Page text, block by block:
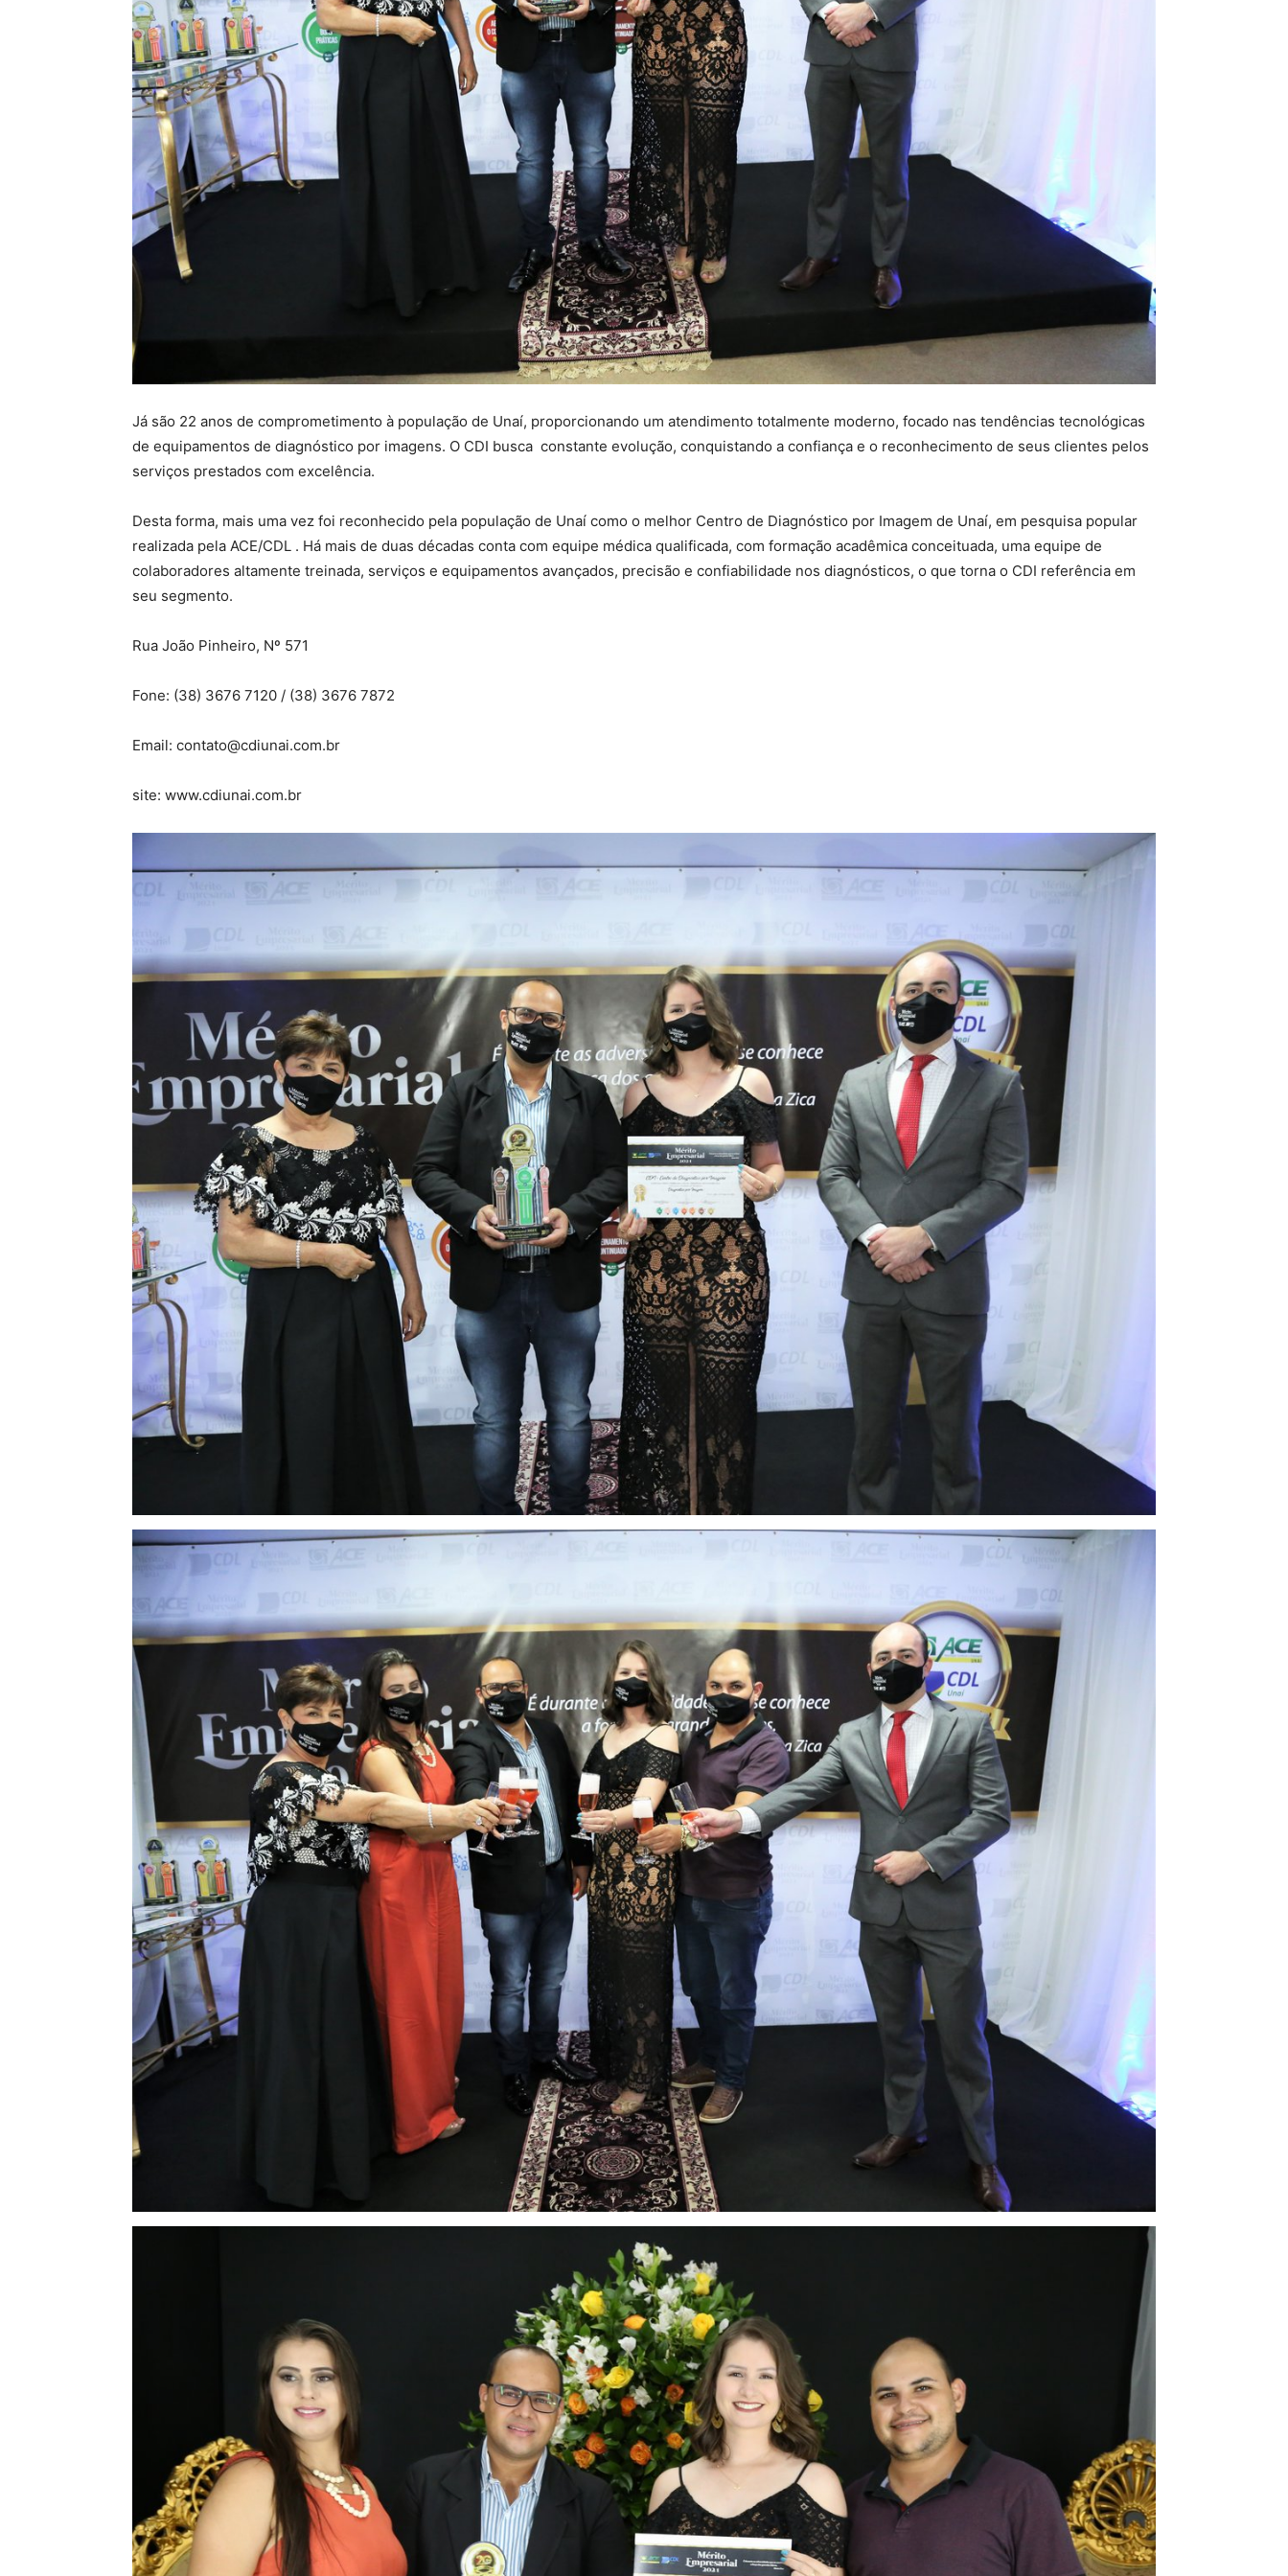
Já são 22 anos de comprometimento à população de Unaí, proporcionando um atendimento totalmente moderno, focado nas tendências tecnológicas
de equipamentos de diagnóstico por imagens. O CDI busca constante evolução, conquistando a confiança e o reconhecimento de seus clientes pelos
serviços prestados com excelência.
Desta forma, mais uma vez foi reconhecido pela população de Unaí como o melhor Centro de Diagnóstico por Imagem de Unaí, em pesquisa popular
realizada pela ACE/CDL . Há mais de duas décadas conta com equipe médica qualificada, com formação acadêmica conceituada, uma equipe de
colaboradores altamente treinada, serviços e equipamentos avançados, precisão e confiabilidade nos diagnósticos, o que torna o CDI referência em
seu segmento.
Rua João Pinheiro, Nº 571
Fone: (38) 3676 7120 / (38) 3676 7872
Email: contato@cdiunai.com.br
site: www.cdiunai.com.br